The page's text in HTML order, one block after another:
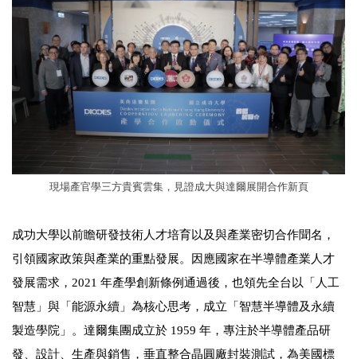
現場產官學三方貴賓雲集，見證成大與達爾展開合作新頁
成功大學以前瞻研發技術人才培育以及與產業密切合作聞名，
引領國家政策與產業的重點發展。因應國家在半導體產業人才
發展需求，2021 年產學創新條例通過後，也領先全台以「人工
智慧」與「能源永續」為核心思考，成立「智慧半導體及永續
製造學院」。達爾集團成立於 1959 年，專注於半導體產品研
發、設計、生產與銷售，垂直整合晶圓廠封裝測試，為美國標